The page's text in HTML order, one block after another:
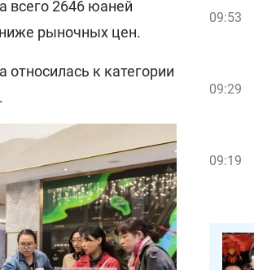
всего 2646 юаней
рыночных цен.
относилась к категории
09:53
09:29
09:19